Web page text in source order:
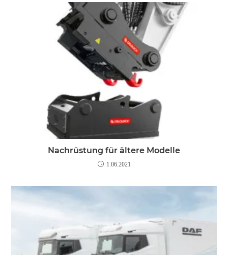
Nachrüstung für ältere Modelle
1.06.2021